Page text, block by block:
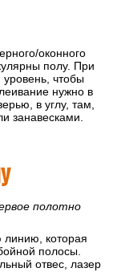
оконного
полу. При
уровень, чтобы
нужно в
в углу, там,
занавесками.
полотно
линию, которая
полосы.
отвес, лазер